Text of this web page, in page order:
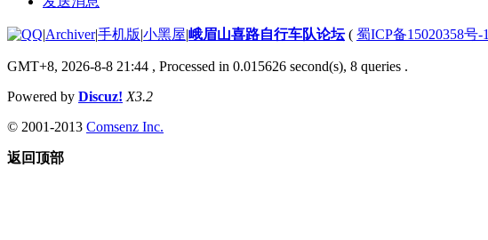
|Archiver|手机版|小黑屋|峨眉山喜路自行车队论坛( 蜀ICP备15020358号-1
GMT+8, 2026-8-8 21:44 , Processed in 0.015626 second(s), 8 queries .
Powered by Discuz! X3.2
© 2001-2013 Comsenz Inc.
返回顶部